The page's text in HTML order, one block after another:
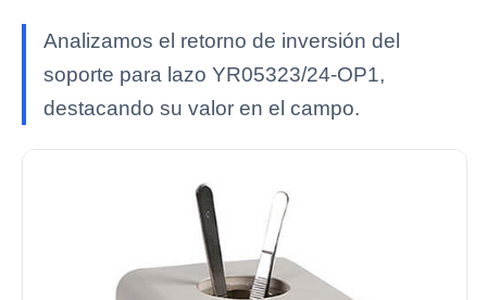
Analizamos el retorno de inversión del
soporte para lazo YR05323/24-OP1,
destacando su valor en el campo.